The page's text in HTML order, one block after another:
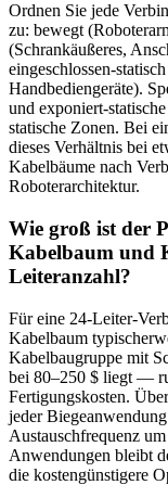
Ordnen Sie jede
zu: bewegt
(Schrankäußeres,
eingeschlossen-
Handbediengeräte).
und exponiert-
statische Zonen. Bei
dieses Verhältnis bei
Kabelbäume nach
Roboterarchitektur.
Wie groß ist der
Kabelbaum und
Leiteranzahl?
Für eine 24-Leiter-
Kabelbaum
Kabelbaugruppe mit
bei 80–250 $ liegt —
Fertigungskosten.
jeder
Austauschfrequenz
Anwendungen bleibt
die kostengünstigere